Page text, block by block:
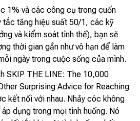
1% và các công cụ trong cuốn
tắc tăng hiệu suất 50/1, các kỹ
và kiểm soát tình thế), bạn sẽ
thời gian gần như vô hạn để làm
ngày trong cuộc sống của mình.
SKIP THE LINE: The 10,000
Surprising Advice for Reaching
kết nối với nhau. Nhảy cóc không
dụng trong mọi tình huống. Nó